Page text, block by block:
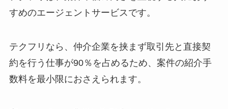
すめのエージェントサービスです。
テクフリなら、仲介企業を挟まず取引先と直接契
約を行う仕事が90％を占めるため、案件の紹介手
数料を最小限におさえられます。